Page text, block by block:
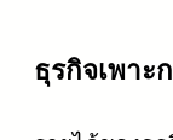
ธุรกิจเพาะ